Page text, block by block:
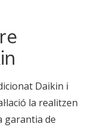
Daikin i
la realitzen
garantia de